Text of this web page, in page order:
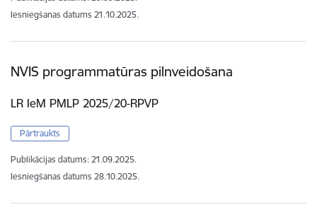
Iesniegšanas datums 21.10.2025.
NVIS programmatūras pilnveidošana
LR IeM PMLP 2025/20-RPVP
Pārtraukts
Publikācijas datums: 21.09.2025.
Iesniegšanas datums 28.10.2025.